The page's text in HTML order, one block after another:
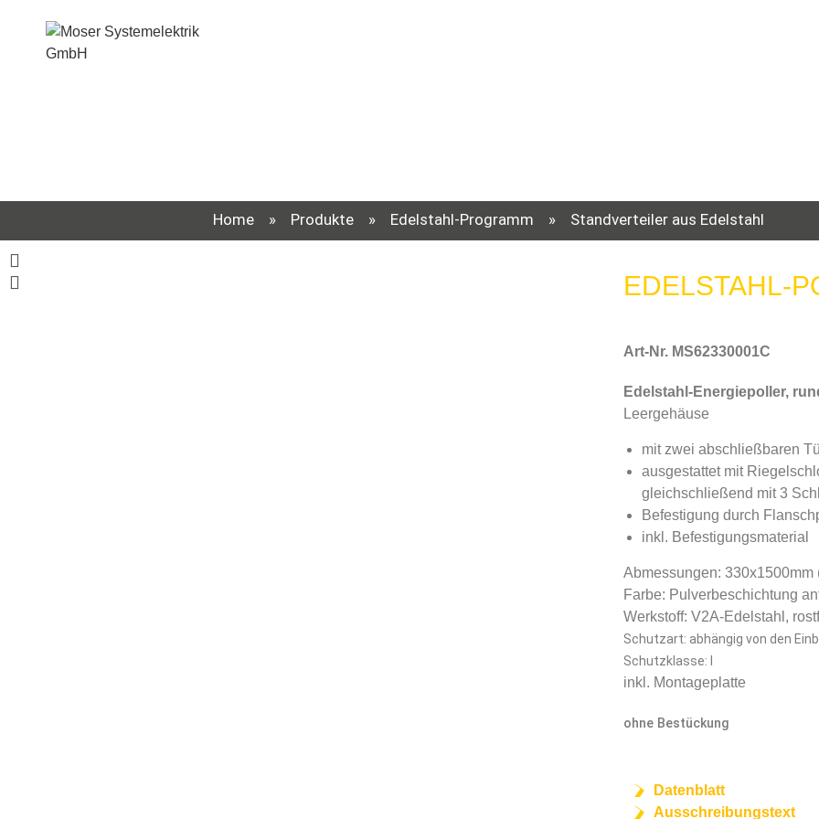
Home » Produkte » Edelstahl-Programm » Standverteiler aus Edelstahl
EDELSTAHL-
Art-Nr. MS62330001C
Edelstahl-Energiepoller,
Leergehäuse
mit zwei abschließbaren
ausgestattet mit
gleichschließend mit 3
Befestigung durch
inkl. Befestigungsmaterial
Abmessungen: 330x1500mm
Farbe: Pulverbeschichtung
Werkstoff: V2A-Edelstahl,
Schutzart: abhängig von den
Schutzklasse: I
inkl. Montageplatte
ohne Bestückung
Datenblatt
Ausschreibungstext